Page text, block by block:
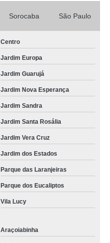
Sorocaba São Paulo
Centro
Jardim Europa
Jardim Guarujá
Jardim Nova Esperança
Jardim Sandra
Jardim Santa Rosália
Jardim Vera Cruz
Jardim dos Estados
Parque das Laranjeiras
Parque dos Eucaliptos
Vila Lucy
Araçoiabinha